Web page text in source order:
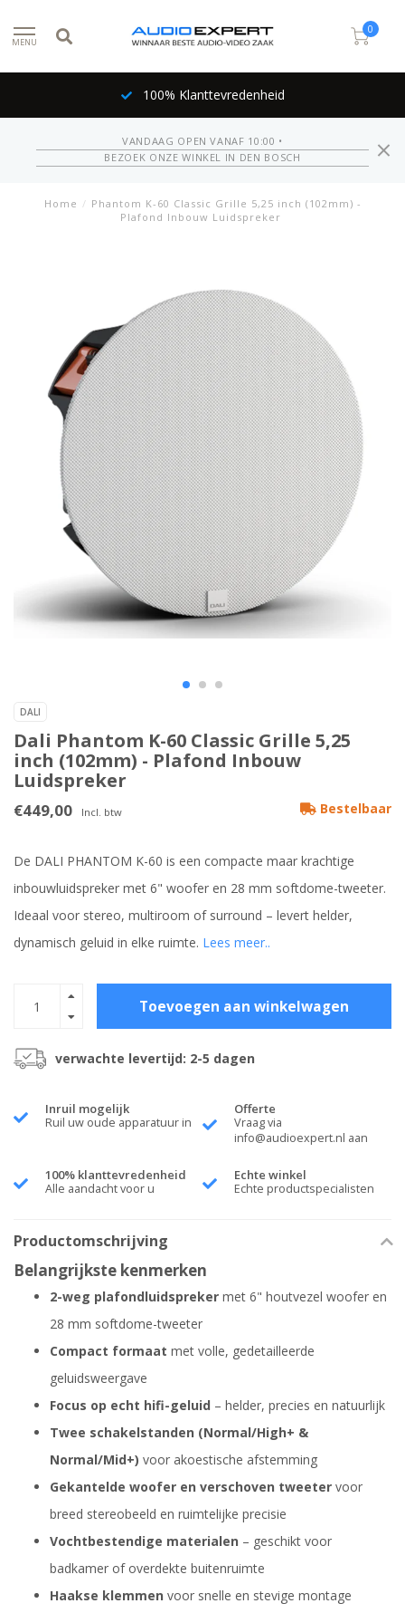
MENU
0
100% Klanttevredenheid
VANDAAG OPEN VANAF 10:00 •
BEZOEK ONZE WINKEL IN DEN BOSCH
Home / Phantom K-60 Classic Grille 5,25 inch (102mm) -
Plafond Inbouw Luidspreker
DALI
Dali Phantom K-60 Classic Grille 5,25
inch (102mm) - Plafond Inbouw
Luidspreker
€449,00 Incl. btw Bestelbaar
De DALI PHANTOM K-60 is een compacte maar krachtige
inbouwluidspreker met 6" woofer en 28 mm softdome-tweeter.
Ideaal voor stereo, multiroom of surround – levert helder,
dynamisch geluid in elke ruimte. Lees meer..
Toevoegen aan winkelwagen
verwachte levertijd: 2-5 dagen
Inruil mogelijk
Ruil uw oude apparatuur in
Offerte
Vraag via
info@audioexpert.nl aan
100% klanttevredenheid
Alle aandacht voor u
Echte winkel
Echte productspecialisten
Productomschrijving
Belangrijkste kenmerken
2-weg plafondluidspreker met 6" houtvezel woofer en
28 mm softdome-tweeter
Compact formaat met volle, gedetailleerde
geluidsweergave
Focus op echt hifi-geluid – helder, precies en natuurlijk
Twee schakelstanden (Normal/High+ &
Normal/Mid+) voor akoestische afstemming
Gekantelde woofer en verschoven tweeter voor
breed stereobeeld en ruimtelijke precisie
Vochtbestendige materialen – geschikt voor
badkamer of overdekte buitenruimte
Haakse klemmen voor snelle en stevige montage